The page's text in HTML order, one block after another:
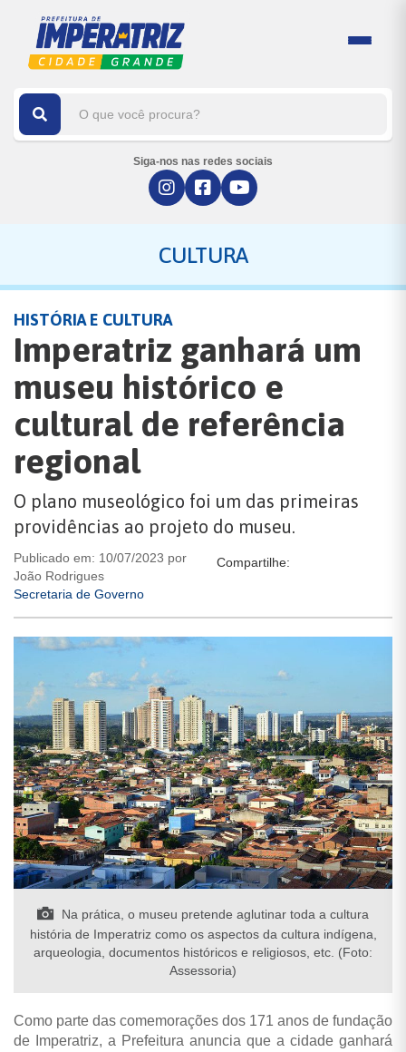
Siga-nos nas redes sociais
CULTURA
HISTÓRIA E CULTURA
Imperatriz ganhará um
museu histórico e
cultural de referência
regional
O plano museológico foi um das primeiras
providências ao projeto do museu.
Publicado em: 10/07/2023 por
João Rodrigues
Secretaria de Governo
Compartilhe:
Na prática, o museu pretende aglutinar toda a cultura
história de Imperatriz como os aspectos da cultura indígena,
arqueologia, documentos históricos e religiosos, etc. (Foto:
Assessoria)
Como parte das comemorações dos 171 anos de fundação
de Imperatriz, a Prefeitura anuncia que a cidade ganhará